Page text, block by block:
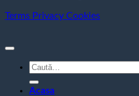
Terms Privacy Cookies
Caută
după:
Acasa